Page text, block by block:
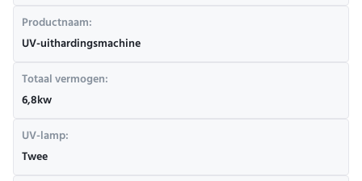
Productnaam:
UV-uithardingsmachine
Totaal vermogen:
6,8kw
UV-lamp:
Twee